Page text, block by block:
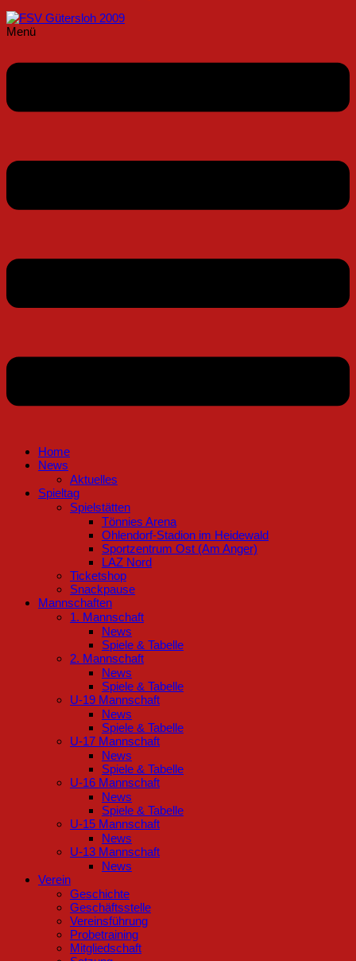
Menü
Home
News
Aktuelles
Spieltag
Spielstätten
Tönnies Arena
Ohlendorf-Stadion im Heidewald
Sportzentrum Ost (Am Anger)
LAZ Nord
Ticketshop
Snackpause
Mannschaften
1. Mannschaft
News
Spiele & Tabelle
2. Mannschaft
News
Spiele & Tabelle
U-19 Mannschaft
News
Spiele & Tabelle
U-17 Mannschaft
News
Spiele & Tabelle
U-16 Mannschaft
News
Spiele & Tabelle
U-15 Mannschaft
News
U-13 Mannschaft
News
Verein
Geschichte
Geschäftsstelle
Vereinsführung
Probetraining
Mitgliedschaft